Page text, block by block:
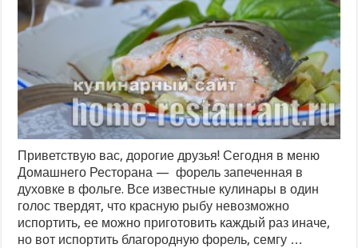
Приветствую вас, дорогие друзья! Сегодня в меню
Домашнего Ресторана — форель запеченная в
духовке в фольге. Все известные кулинары в один
голос твердят, что красную рыбу невозможно
испортить, ее можно приготовить каждый раз иначе,
но вот испортить благородную форель, семгу …